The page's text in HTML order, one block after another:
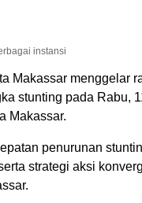
instansi
Makassar menggelar
stunting pada Rabu,
Makassar.
penurunan
strategi aksi